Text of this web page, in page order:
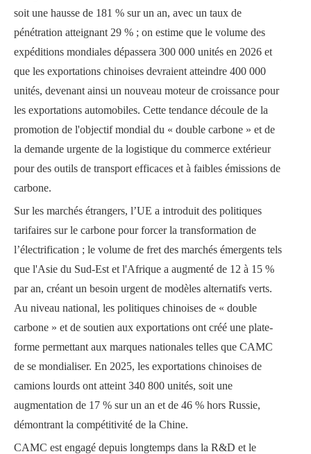
soit une hausse de 181 % sur un an, avec un taux de
pénétration atteignant 29 % ; on estime que le volume des
expéditions mondiales dépassera 300 000 unités en 2026 et
que les exportations chinoises devraient atteindre 400 000
unités, devenant ainsi un nouveau moteur de croissance pour
les exportations automobiles. Cette tendance découle de la
promotion de l'objectif mondial du « double carbone » et de
la demande urgente de la logistique du commerce extérieur
pour des outils de transport efficaces et à faibles émissions de
carbone.
Sur les marchés étrangers, l’UE a introduit des politiques
tarifaires sur le carbone pour forcer la transformation de
l’électrification ; le volume de fret des marchés émergents tels
que l'Asie du Sud-Est et l'Afrique a augmenté de 12 à 15 %
par an, créant un besoin urgent de modèles alternatifs verts.
Au niveau national, les politiques chinoises de « double
carbone » et de soutien aux exportations ont créé une plate-
forme permettant aux marques nationales telles que CAMC
de se mondialiser. En 2025, les exportations chinoises de
camions lourds ont atteint 340 800 unités, soit une
augmentation de 17 % sur un an et de 46 % hors Russie,
démontrant la compétitivité de la Chine.
CAMC est engagé depuis longtemps dans la R&D et le